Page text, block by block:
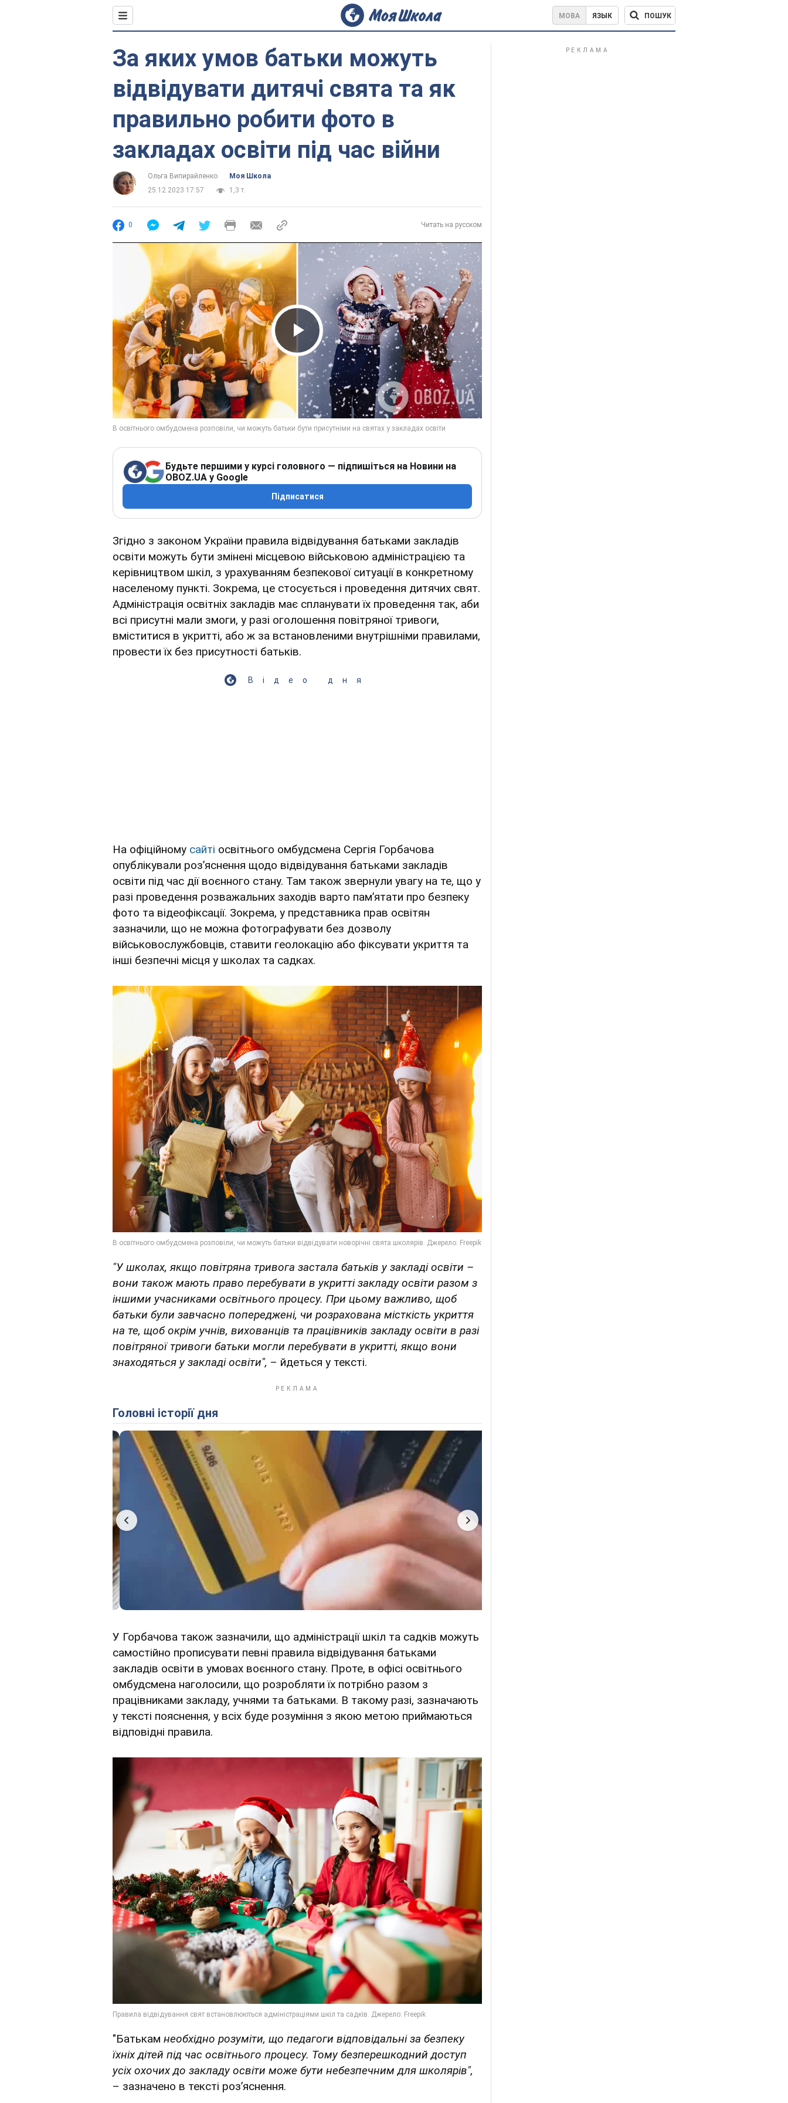
МОВА ЯЗЫК ПОШУК
За яких умов батьки можуть
відвідувати дитячі свята та як
правильно робити фото в
закладах освіти під час війни
Ольга Випирайленко
Моя Школа
25.12.2023 17:57
1,3 т.
0 Читать на русском
Play Video
Будьте першими у курсі головного — підпишіться на Новини на
OBOZ.UA у Google
Підписатися
Згідно з законом України правила відвідування батьками закладів
освіти можуть бути змінені місцевою військовою адміністрацією та
керівництвом шкіл, з урахуванням безпекової ситуації в конкретному
населеному пункті. Зокрема, це стосується і проведення дитячих свят.
Адміністрація освітніх закладів має спланувати їх проведення так, аби
всі присутні мали змоги, у разі оголошення повітряної тривоги,
вміститися в укритті, або ж за встановленими внутрішніми правилами,
провести їх без присутності батьків.
Відео дня
На офіційному сайті освітнього омбудсмена Сергія Горбачова
опублікували розʼяснення щодо відвідування батьками закладів
освіти під час дії воєнного стану. Там також звернули увагу на те, що у
разі проведення розважальних заходів варто памʼятати про безпеку
фото та відеофіксації. Зокрема, у представника прав освітян
зазначили, що не можна фотографувати без дозволу
військовослужбовців, ставити геолокацію або фіксувати укриття та
інші безпечні місця у школах та садках.
"У школах, якщо повітряна тривога застала батьків у закладі освіти –
вони також мають право перебувати в укритті закладу освіти разом з
іншими учасниками освітнього процесу. При цьому важливо, щоб
батьки були завчасно попереджені, чи розрахована місткість укриття
на те, щоб окрім учнів, вихованців та працівників закладу освіти в разі
повітряної тривоги батьки могли перебувати в укритті, якщо вони
знаходяться у закладі освіти", – йдеться у тексті.
Головні історії дня
У Горбачова також зазначили, що адміністрації шкіл та садків можуть
самостійно прописувати певні правила відвідування батьками
закладів освіти в умовах воєнного стану. Проте, в офісі освітнього
омбудсмена наголосили, що розробляти їх потрібно разом з
працівниками закладу, учнями та батьками. В такому разі, зазначають
у тексті пояснення, у всіх буде розуміння з якою метою приймаються
відповідні правила.
"Батькам необхідно розуміти, що педагоги відповідальні за безпеку
їхніх дітей під час освітнього процесу. Тому безперешкодний доступ
усіх охочих до закладу освіти може бути небезпечним для школярів",
– зазначено в тексті розʼяснення.